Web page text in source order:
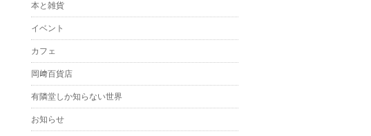
本と雑貨
イベント
カフェ
岡﨑百貨店
有隣堂しか知らない世界
お知らせ